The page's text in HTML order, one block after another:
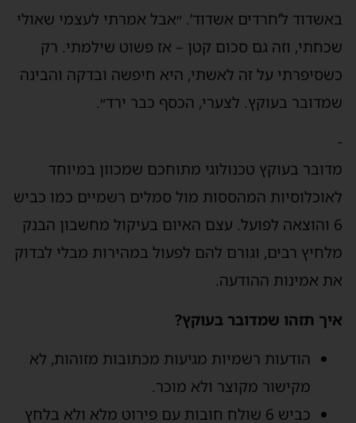
ל’חרדים אשדוד’. ״אבל אמרתי לעצמי שאולי
וזה גם סכום קטן – אז פשוט שילמתי. רק
על זה לאשתי, היא חיפשה ובדקה והבינה
בעוקץ. לצערי, הכסף כבר ירד״.
בעוקץ טכנולוגי מתוחכם שמכוון במיוחד
המהססות מול סמלים רשמיים כמו כביש
6 והוצאה לפועל. עצם האיום בעיקול מחשבון הבנק
רבים, וגורם להם לפעול במהירות מבלי לבדוק
אמינות ההודעה.
תזהו שמדובר בעוקץ?
הודעות רשמיות מגיעות מכתובות מזוהות, לא
מקישור מקוצר ולא מוכר.
כביש 6 שולח חובות עם פירוט מלא ולא בלחץ